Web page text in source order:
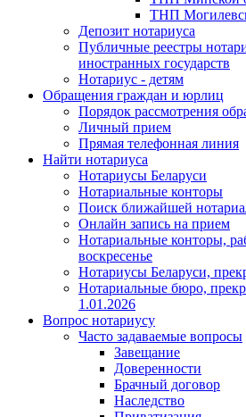
ТНП
Депозит нотариуса
Публичные реестры
иностранных государств
Нотариус - детям
Обращения граждан и юрлиц
Порядок рассмотрения
Личный прием
Прямая телефонная линия
Найти нотариуса
Нотариусы Беларуси
Нотариальные конторы
Поиск ближайшей
Онлайн запись на прием
Нотариальные конторы,
воскресенье
Нотариусы Беларуси,
Нотариальные бюро,
1.01.2026
Вопрос нотариусу
Часто задаваемые вопросы
Завещание
Доверенности
Брачный договор
Наследство